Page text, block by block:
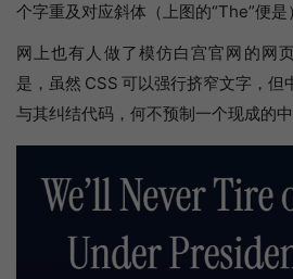
个字重及对应斜体（上图的“The”便是）
网上也有人做了模仿白宫官网的网
是，虽然 CSS 可以强行挤窄文字，但
与其纠结代码，何不预制一个现成的